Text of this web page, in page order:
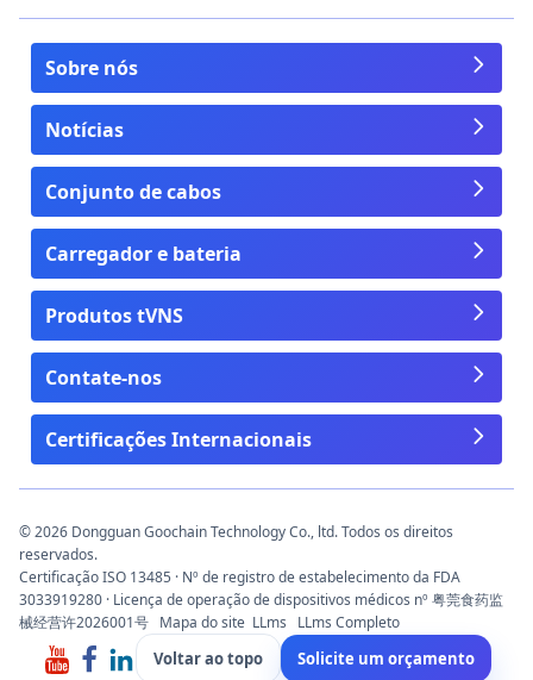
Sobre nós
Notícias
Conjunto de cabos
Carregador e bateria
Produtos tVNS
Contate-nos
Certificações Internacionais
© 2026 Dongguan Goochain Technology Co., ltd. Todos os direitos
reservados.
Certificação ISO 13485 · Nº de registro de estabelecimento da FDA
3033919280 · Licença de operação de dispositivos médicos nº 粤莞食药监
械经营许2026001号 Mapa do site LLms LLms Completo
Voltar ao topo Solicite um orçamento